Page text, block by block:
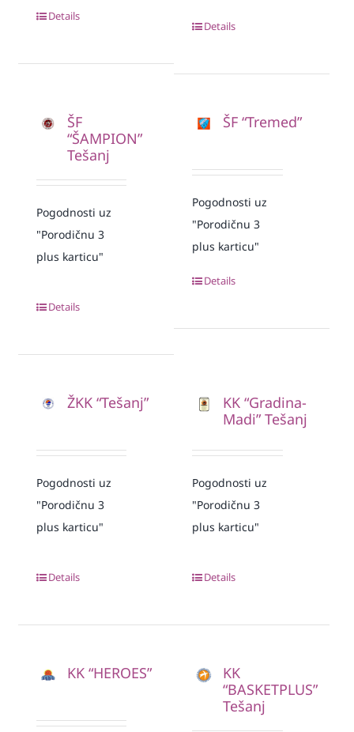
Details
Details
ŠF
“ŠAMPION”
Tešanj
Pogodnosti uz
"Porodičnu 3
plus karticu"
Details
ŠF “Tremed”
Pogodnosti uz
"Porodičnu 3
plus karticu"
Details
ŽKK “Tešanj”
Pogodnosti uz
"Porodičnu 3
plus karticu"
Details
KK “Gradina-
Madi” Tešanj
Pogodnosti uz
"Porodičnu 3
plus karticu"
Details
KK “HEROES”
KK
“BASKETPLUS”
Tešanj